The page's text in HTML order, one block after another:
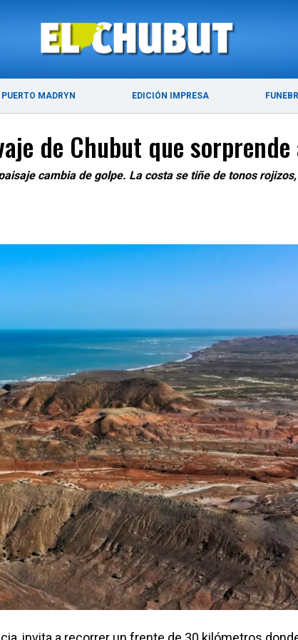
PUERTO MADRYN EDICIÓN IMPRESA
ÚLTIMAS NOTICIAS PUERTO MADRYN
de Chubut que
cambia de golpe. La costa se tiñe de tonos